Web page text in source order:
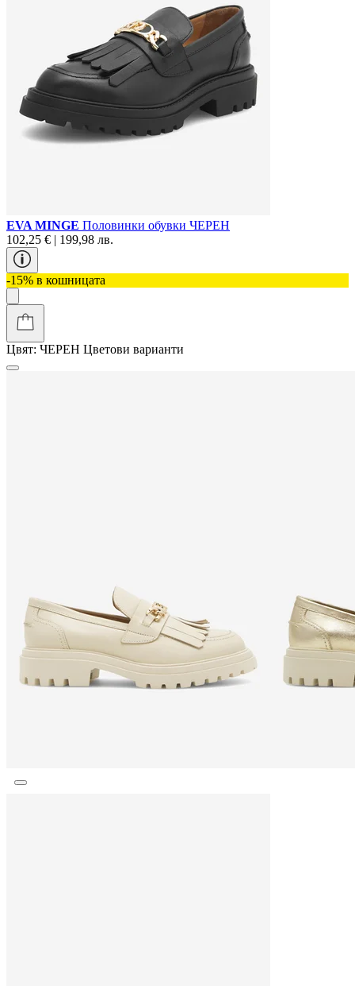
EVA MINGE Половинки обувки ЧЕРЕН
102,25 € | 199,98 лв.
-15% в кошницата
Цвят: ЧЕРЕН Цветови варианти